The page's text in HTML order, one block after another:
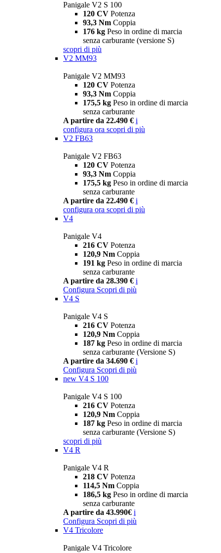
Panigale V2 S 100
120 CV Potenza
93,3 Nm Coppia
176 kg Peso in ordine di marcia
senza carburante (versione S)
scopri di più
V2 MM93
Panigale V2 MM93
120 CV Potenza
93,3 Nm Coppia
175,5 kg Peso in ordine di marcia
senza carburante
A partire da 22.490 € i
configura ora scopri di più
V2 FB63
Panigale V2 FB63
120 CV Potenza
93,3 Nm Coppia
175,5 kg Peso in ordine di marcia
senza carburante
A partire da 22.490 € i
configura ora scopri di più
V4
Panigale V4
216 CV Potenza
120,9 Nm Coppia
191 kg Peso in ordine di marcia
senza carburante
A partire da 28.390 € i
Configura Scopri di più
V4 S
Panigale V4 S
216 CV Potenza
120,9 Nm Coppia
187 kg Peso in ordine di marcia
senza carburante (Versione S)
A partire da 34.690 € i
Configura Scopri di più
new V4 S 100
Panigale V4 S 100
216 CV Potenza
120,9 Nm Coppia
187 kg Peso in ordine di marcia
senza carburante (Versione S)
scopri di più
V4 R
Panigale V4 R
218 CV Potenza
114,5 Nm Coppia
186,5 kg Peso in ordine di marcia
senza carburante
A partire da 43.990€ i
Configura Scopri di più
V4 Tricolore
Panigale V4 Tricolore